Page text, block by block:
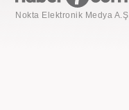
Nokta Elektronik Medya A.Ş.